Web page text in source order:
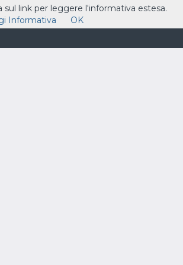
CARRELLO
link per leggere l'informativa estesa.
Informativa OK